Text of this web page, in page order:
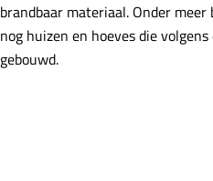
brandbaar materiaal. Onder
nog huizen en hoeves die
gebouwd.